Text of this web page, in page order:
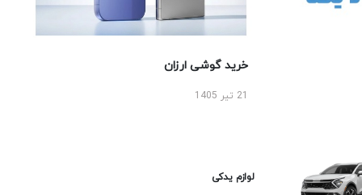
خرید گوشی ارزان
لوازم یدکی